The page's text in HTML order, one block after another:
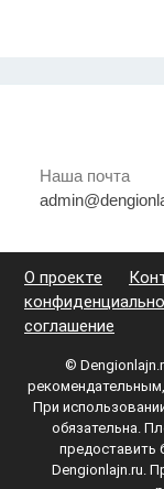
Наша почта
О проекте
соглашение
©
При
обязательна.
предоставить
Dengionlajn.ru.